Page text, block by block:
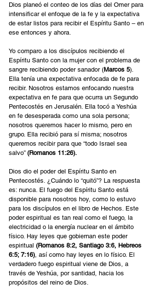
Dios planeó el conteo de los días del Omer para
intensificar el enfoque de la fe y la expectativa
de estar listos para recibir el Espíritu Santo – en
ese entonces y ahora.
Yo comparo a los discípulos recibiendo el
Espíritu Santo con la mujer con el problema de
sangre recibiendo poder sanador (Marcos 5).
Ella tenía una expectativa enfocada de fe para
recibir. Nosotros estamos enfocando nuestra
expectativa en fe para que ocurra un Segundo
Pentecostés en Jerusalén. Ella tocó a Yeshúa
en fe desesperada como una sola persona;
nosotros queremos hacer lo mismo, pero en
grupo. Ella recibió para sí misma; nosotros
queremos recibir para que “todo Israel sea
salvo” (Romanos 11:26).
Dios dio el poder del Espíritu Santo en
Pentecostés. ¿Cuándo lo “quitó”? La respuesta
es: nunca. El fuego del Espíritu Santo está
disponible para nosotros hoy, como lo estuvo
para los discípulos en el libro de Hechos. Este
poder espiritual es tan real como el fuego, la
electricidad o la energía nuclear en el ámbito
físico. Hay leyes que gobiernan este poder
espiritual (Romanos 8:2, Santiago 3:6, Hebreos
6:5; 7:16), así como hay leyes en lo físico. El
verdadero fuego espiritual viene de Dios, a
través de Yeshúa, por santidad, hacia los
propósitos del reino de Dios.